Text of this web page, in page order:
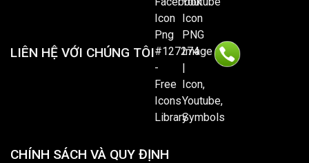
LIÊN HỆ VỚI CHÚNG TÔI
CHÍNH SÁCH VÀ QUY ĐỊNH